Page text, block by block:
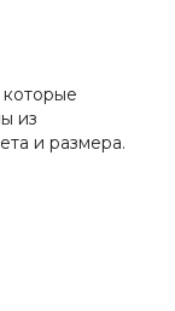
из
и размера.